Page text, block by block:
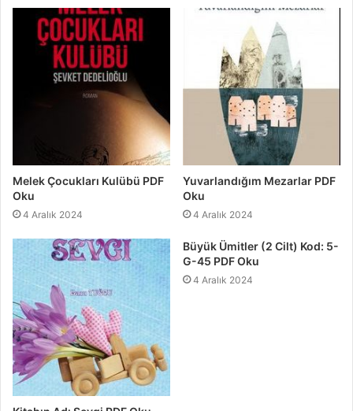
Melek Çocukları Kulübü PDF
Oku
4 Aralık 2024
Yuvarlandığım Mezarlar PDF
Oku
4 Aralık 2024
Büyük Ümitler (2 Cilt) Kod: 5-
G-45 PDF Oku
4 Aralık 2024